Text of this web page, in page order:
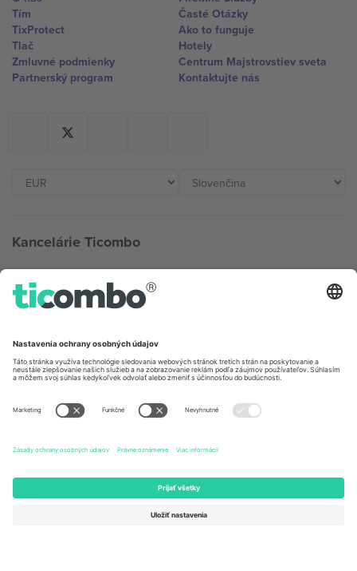
Tím
TixProtect
Tlač
Zmluvné podmienky
Partnerský program
Časté Otázky
Ako to funguje
Hotely
Centrum Majstrovstiev sveta
Kontaktujte nás
Kancelárie Ticombo
Unter den Linden 24, 10117
Berlin, Germany
167 City Road, London, Greater
United States
Newark, Delaware 19713, United
Switzerland
Engelberg, Switzerland
Bulgaria
Regus Sofia City West, bul
Totleben 53-55, 1606 Sofia,
United Arab Emirates
UAE Dubai Silicon Oasis, DDP
Building A1, Office 302, Dubai,
United Arab Emirates